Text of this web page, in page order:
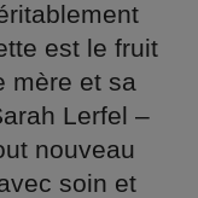
est le fruit
mère et sa
Lerfel –
nouveau
soin et